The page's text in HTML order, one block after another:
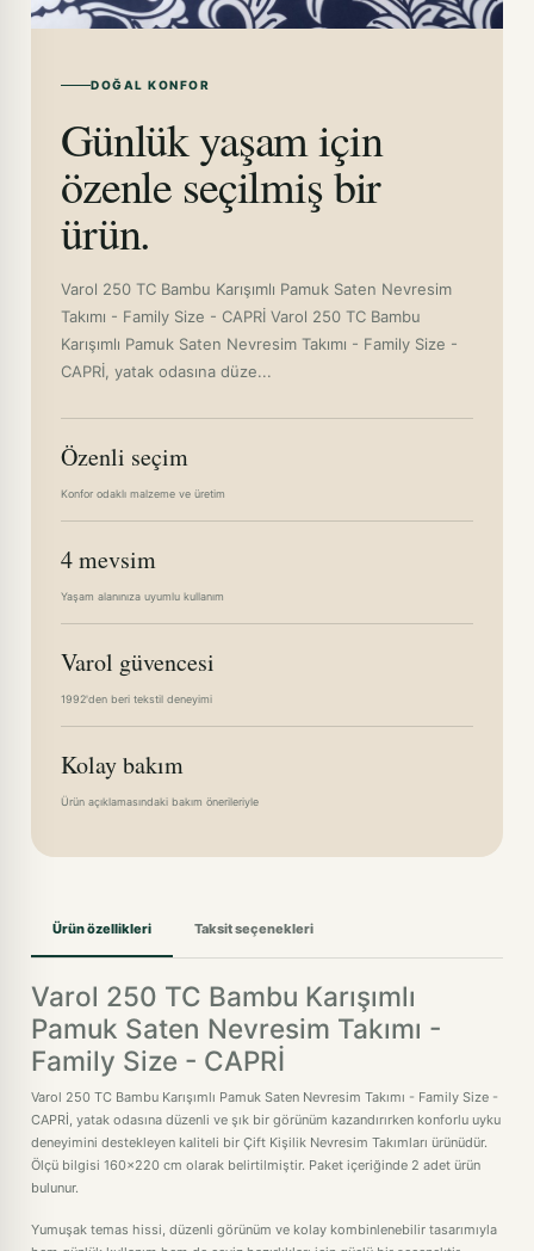
DOĞAL KONFOR
Günlük yaşam için
özenle seçilmiş bir
ürün.
Varol 250 TC Bambu Karışımlı Pamuk Saten Nevresim
Takımı - Family Size - CAPRİ Varol 250 TC Bambu
Karışımlı Pamuk Saten Nevresim Takımı - Family Size -
CAPRİ, yatak odasına düze...
Özenli seçim
Konfor odaklı malzeme ve üretim
4 mevsim
Yaşam alanınıza uyumlu kullanım
Varol güvencesi
1992'den beri tekstil deneyimi
Kolay bakım
Ürün açıklamasındaki bakım önerileriyle
Ürün özellikleri Taksit seçenekleri
Varol 250 TC Bambu Karışımlı
Pamuk Saten Nevresim Takımı -
Family Size - CAPRİ
Varol 250 TC Bambu Karışımlı Pamuk Saten Nevresim Takımı - Family Size -
CAPRİ, yatak odasına düzenli ve şık bir görünüm kazandırırken konforlu uyku
deneyimini destekleyen kaliteli bir Çift Kişilik Nevresim Takımları ürünüdür.
Ölçü bilgisi 160x220 cm olarak belirtilmiştir. Paket içeriğinde 2 adet ürün
bulunur.
Yumuşak temas hissi, düzenli görünüm ve kolay kombinlenebilir tasarımıyla